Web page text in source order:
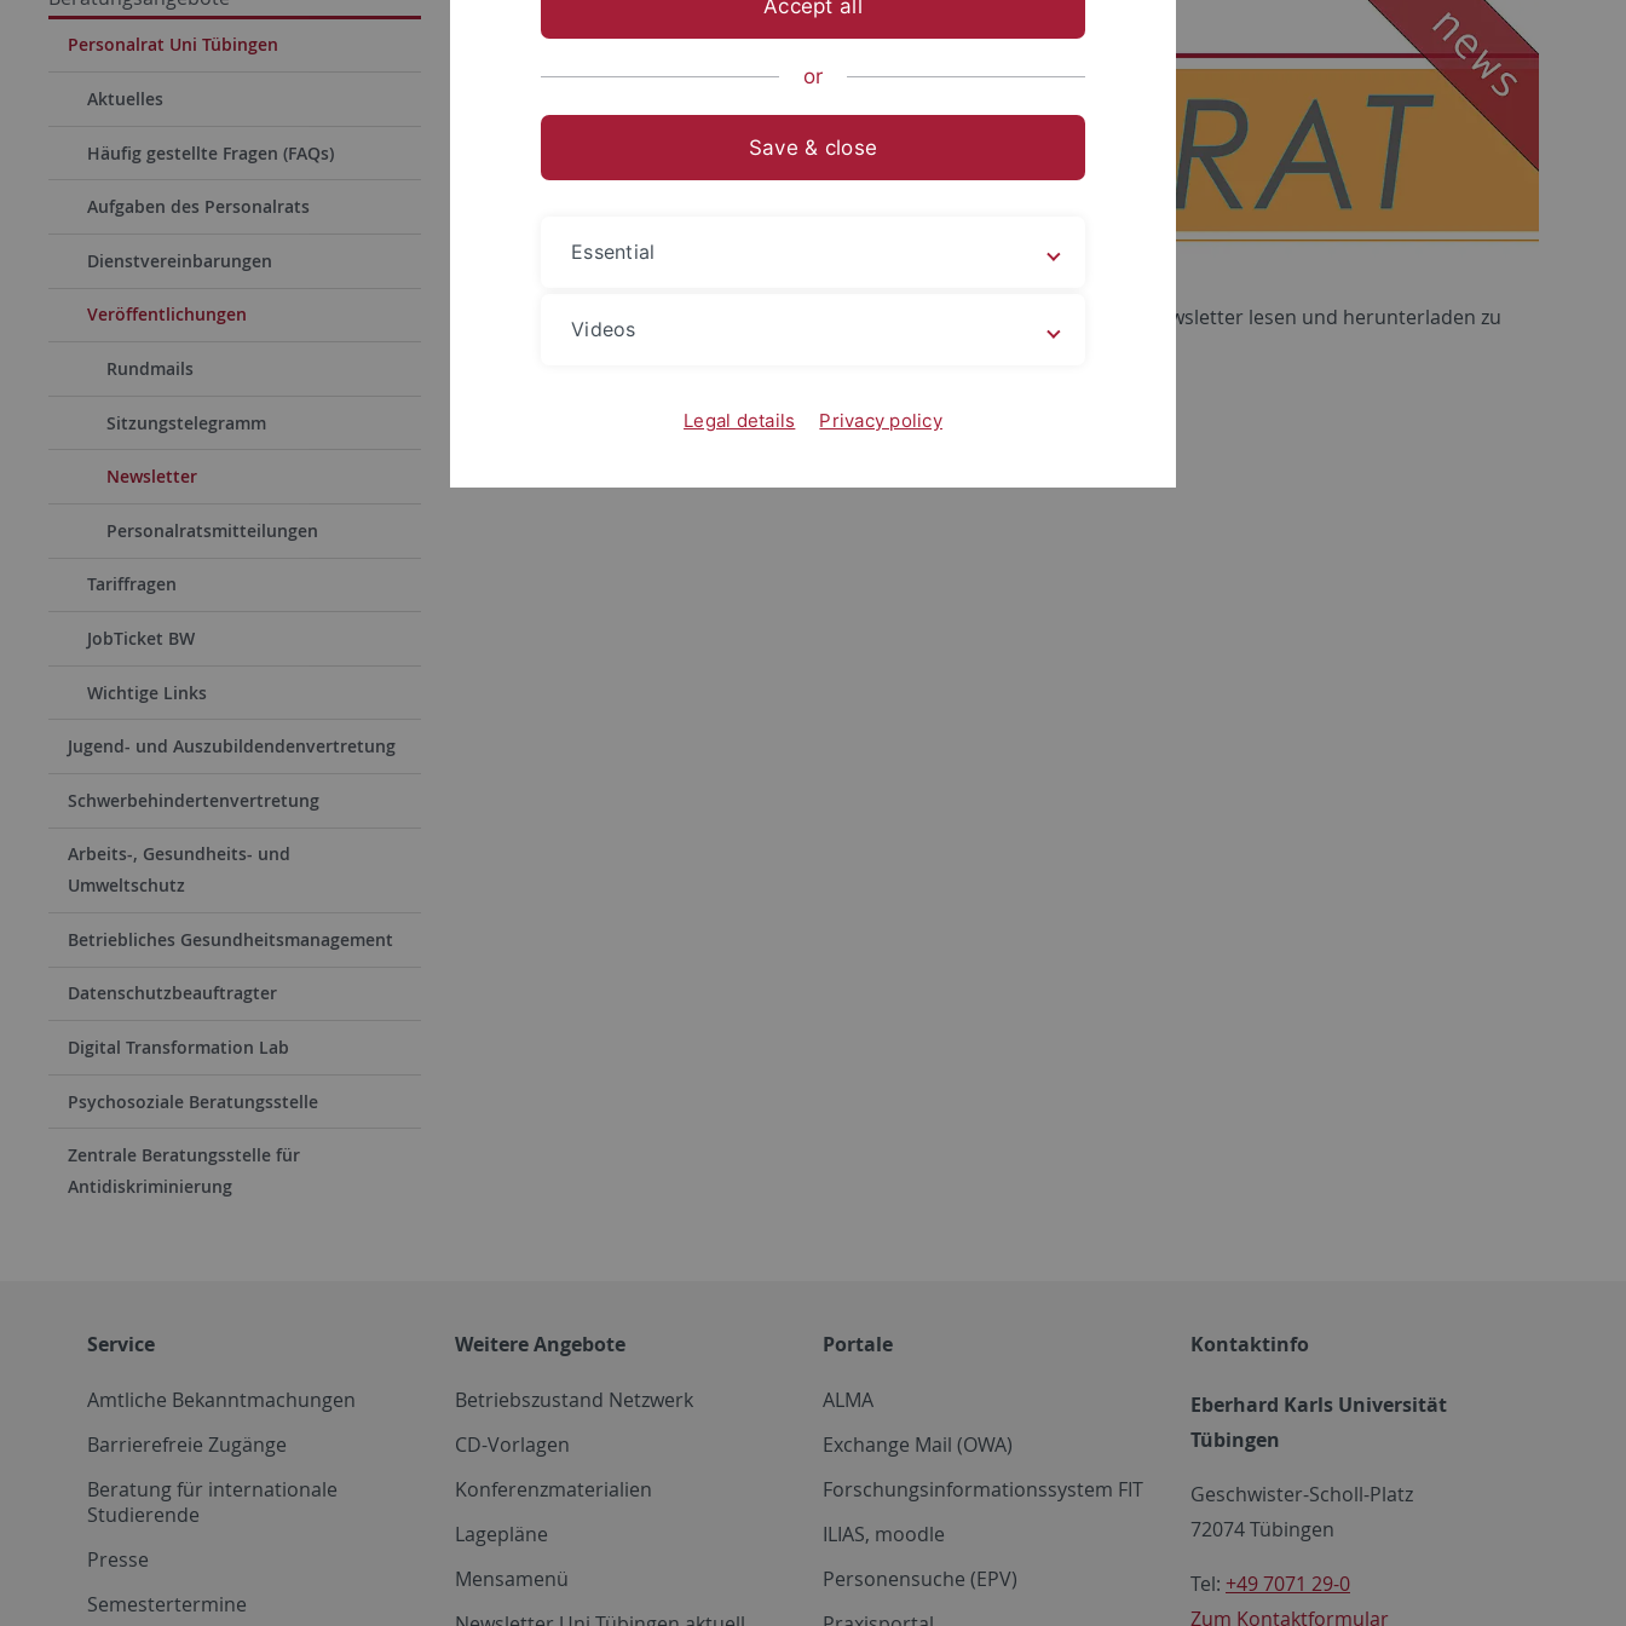
Personalrat Uni Tübingen
Aktuelles
Häufig gestellte Fragen (FAQs)
Aufgaben des Personalrats
Dienstvereinbarungen
Veröffentlichungen
Rundmails
Sitzungstelegramm
Newsletter
Personalratsmitteilungen
Tariffragen
JobTicket BW
Wichtige Links
Jugend- und Auszubildendenvertretung
Schwerbehindertenvertretung
Arbeits-, Gesundheits- und
Umweltschutz
Betriebliches Gesundheitsmanagement
Datenschutzbeauftragter
Digital Transformation Lab
Psychosoziale Beratungsstelle
Zentrale Beratungsstelle für
Antidiskriminierung
In einem Newsletter veröffentlicht der Personalrat aktuelle Themen. Um die Newsletter lesen und herunterladen zu
Service
Amtliche Bekanntmachungen
Barrierefreie Zugänge
Beratung für internationale
Studierende
Presse
Semestertermine
Weitere Angebote
Betriebszustand Netzwerk
CD-Vorlagen
Konferenzmaterialien
Lagepläne
Mensamenü
Portale
ALMA
Exchange Mail (OWA)
Forschungsinformationssystem FIT
ILIAS, moodle
Personensuche (EPV)
Kontaktinfo
Eberhard Karls Universität
Tübingen
Geschwister-Scholl-Platz
72074 Tübingen
Tel: +49 7071 29-0
Zum Kontaktformular
Accept all
or
Save & close
Essential
Videos
Legal details Privacy policy